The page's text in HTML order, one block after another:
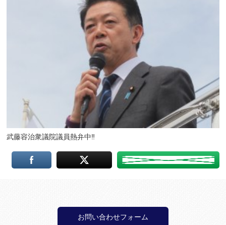
武藤容治衆議院議員熱弁中‼
お問い合わせフォーム